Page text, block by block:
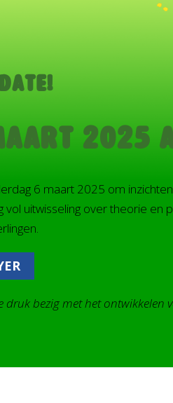
2025
6 maart 2025 om
vol uitwisseling over theorie
druk bezig met het ontwikkelen